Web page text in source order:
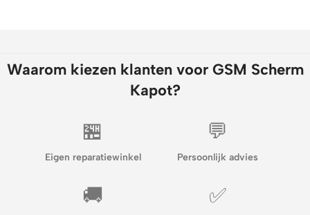
Waarom kiezen klanten voor GSM Scherm
Kapot?
🏪
Eigen reparatiewinkel
💬
Persoonlijk advies
🚚 ✅